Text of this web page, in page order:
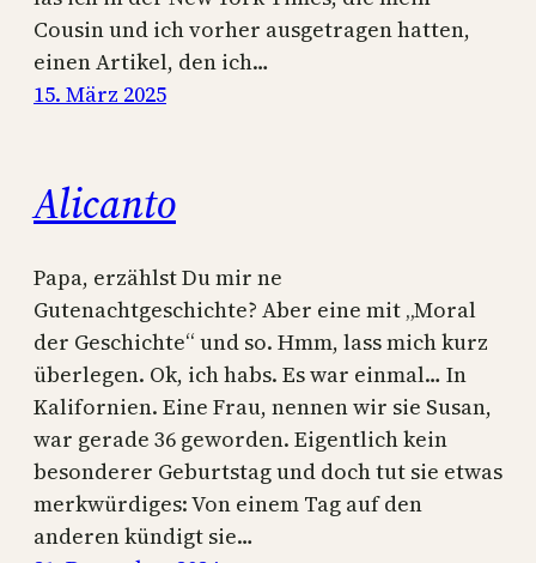
Cousin und ich vorher ausgetragen hatten,
einen Artikel, den ich…
15. März 2025
Alicanto
Papa, erzählst Du mir ne
Gutenachtgeschichte? Aber eine mit „Moral
der Geschichte“ und so. Hmm, lass mich kurz
überlegen. Ok, ich habs. Es war einmal… In
Kalifornien. Eine Frau, nennen wir sie Susan,
war gerade 36 geworden. Eigentlich kein
besonderer Geburtstag und doch tut sie etwas
merkwürdiges: Von einem Tag auf den
anderen kündigt sie…